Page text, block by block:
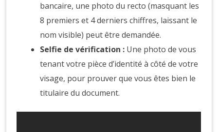
bancaire, une photo du recto (masquant les
8 premiers et 4 derniers chiffres, laissant le
nom visible) peut être demandée.
Selfie de vérification : Une photo de vous
tenant votre pièce d’identité à côté de votre
visage, pour prouver que vous êtes bien le
titulaire du document.